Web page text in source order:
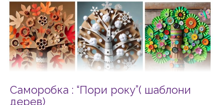
Саморобка : “Пори року”( шаблони
дерев)